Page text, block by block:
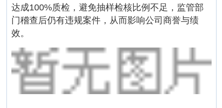
达成100%质检，避免抽样检核比例不足，监管部
门稽查后仍有违规案件，从而影响公司商誉与绩
效。